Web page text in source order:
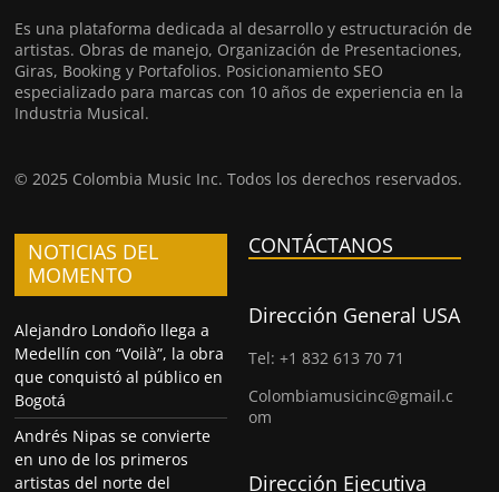
Es una plataforma dedicada al desarrollo y estructuración de
artistas. Obras de manejo, Organización de Presentaciones,
Giras, Booking y Portafolios. Posicionamiento SEO
especializado para marcas con 10 años de experiencia en la
Industria Musical.
© 2025 Colombia Music Inc. Todos los derechos reservados.
NOTICIAS DEL
MOMENTO
Alejandro Londoño llega a
Medellín con “Voilà”, la obra
que conquistó al público en
Bogotá
Andrés Nipas se convierte
en uno de los primeros
artistas del norte del
CONTÁCTANOS
Dirección General USA
Tel: +1 832 613 70 71
Colombiamusicinc@gmail.c
om
Dirección Ejecutiva